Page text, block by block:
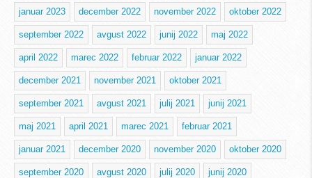
januar 2023 december 2022 november 2022 oktober 2022
september 2022 avgust 2022 junij 2022 maj 2022
april 2022 marec 2022 februar 2022 januar 2022
december 2021 november 2021 oktober 2021
september 2021 avgust 2021 julij 2021 junij 2021
maj 2021 april 2021 marec 2021 februar 2021
januar 2021 december 2020 november 2020 oktober 2020
september 2020 avgust 2020 julij 2020 junij 2020